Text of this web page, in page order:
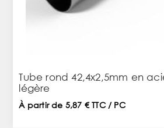
Tube rond 42,4x2,5mm en
légère
À partir de 5,87 € TTC / PC